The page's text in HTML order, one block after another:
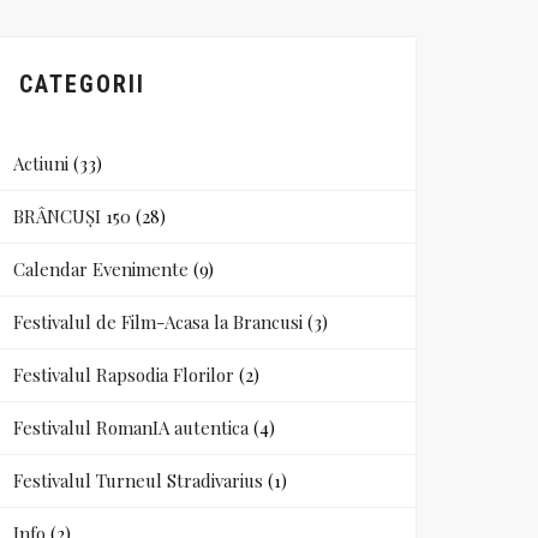
CATEGORII
Actiuni (33)
BRÂNCUȘI 150 (28)
Calendar Evenimente (9)
Festivalul de Film-Acasa la Brancusi (3)
Festivalul Rapsodia Florilor (2)
Festivalul RomanIA autentica(4)
Festivalul Turneul Stradivarius (1)